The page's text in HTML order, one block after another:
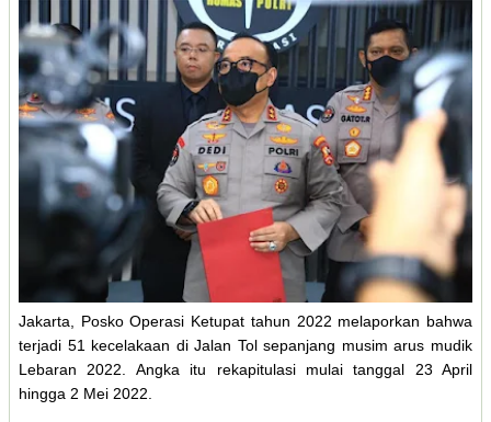
Jakarta, Posko Operasi Ketupat tahun 2022 melaporkan bahwa
terjadi 51 kecelakaan di Jalan Tol sepanjang musim arus mudik
Lebaran 2022. Angka itu rekapitulasi mulai tanggal 23 April
hingga 2 Mei 2022.